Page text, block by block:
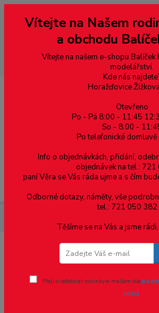
--- pro zákazníky ze Slovenska a jiných
přepněte si e-shop na euro 💶 pro
dobírky – pokud si z nějakého důvodu
domluvě zaslána znovu s opětovnou
případě bude zrušena a účet přidán na
objednávky.
Drátek NMRA laněný -
Novinka
Vítejte na Našem
a obchodu
Vítejte na našem e-shopu
modelářství.
Kde nás
Horažďovice
Otevřeno
Po - Pá 8:00 - 11:45
So - 8:00 -
Po telefonické
Info o objednávkách, přidání,
objednávek na tel.:
paní Věra se Vás ráda ujme a s čím
Odborné dotazy, náměty, vše
tel.: 721 050 382
Těšíme se na Vás a jsme
Přeji si odebírat novinky e-mailem dle
údajů.